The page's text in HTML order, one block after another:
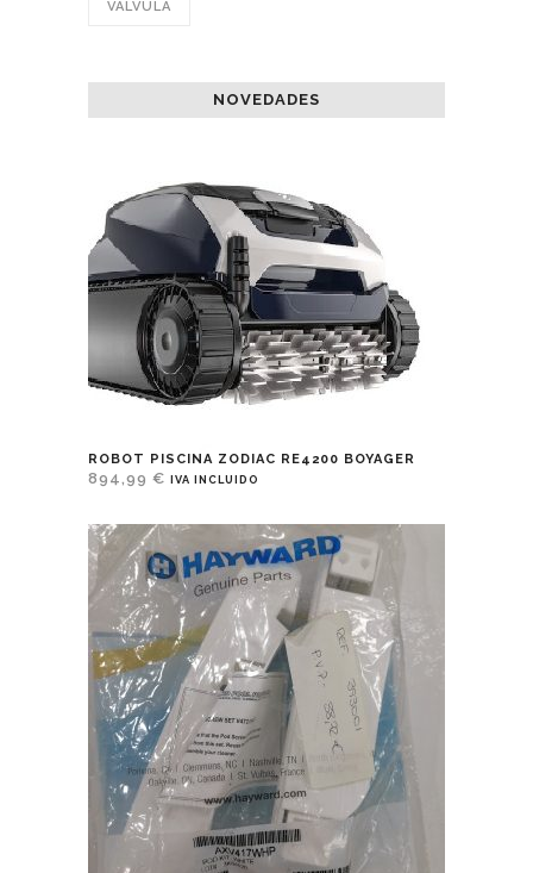
VÁLVULA
NOVEDADES
ROBOT PISCINA ZODIAC RE4200 BOYAGER
894,99 € IVA INCLUIDO